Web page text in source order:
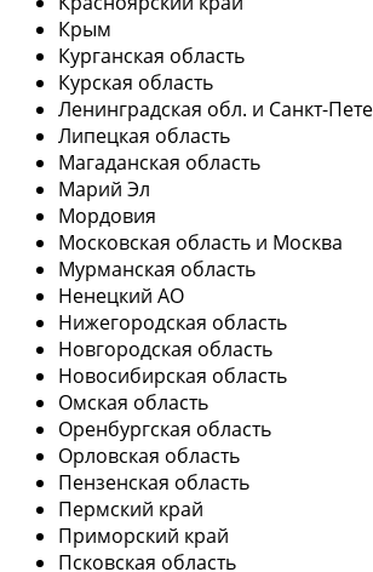
Крым
Курганская область
Курская область
Ленинградская обл. и Санкт-
Липецкая область
Магаданская область
Марий Эл
Мордовия
Московская область и Москва
Мурманская область
Ненецкий АО
Нижегородская область
Новгородская область
Новосибирская область
Омская область
Оренбургская область
Орловская область
Пензенская область
Пермский край
Приморский край
Псковская область